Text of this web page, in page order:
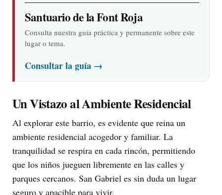
Santuario de la Font Roja
Consulta nuestra guía práctica y permanente sobre este
lugar o tema.
Consultar la guía →
Un Vistazo al Ambiente Residencial
Al explorar este barrio, es evidente que reina un
ambiente residencial acogedor y familiar. La
tranquilidad se respira en cada rincón, permitiendo
que los niños jueguen libremente en las calles y
parques cercanos. San Gabriel es sin duda un lugar
seguro y apacible para vivir.